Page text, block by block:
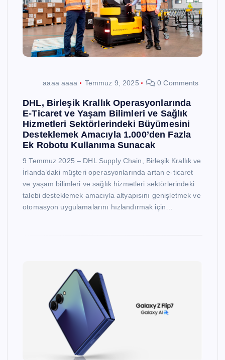
aaaa aaaa Temmuz 9, 2025 0 Comments
DHL, Birleşik Krallık Operasyonlarında
E-Ticaret ve Yaşam Bilimleri ve Sağlık
Hizmetleri Sektörlerindeki Büyümesini
Desteklemek Amacıyla 1.000’den Fazla
Ek Robotu Kullanıma Sunacak
9 Temmuz 2025 – DHL Supply Chain, Birleşik Krallık ve
İrlanda’daki müşteri operasyonlarında artan e-ticaret
ve yaşam bilimleri ve sağlık hizmetleri sektörlerindeki
talebi desteklemek amacıyla altyapısını genişletmek ve
otomasyon uygulamalarını hızlandırmak için…